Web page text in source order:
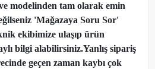
modelinden tam olarak emin
'Mağazaya Soru Sor'
ekibimize ulaşıp ürün
bilgi alabilirsiniz.Yanlış sipariş
geçen zaman kaybı çok